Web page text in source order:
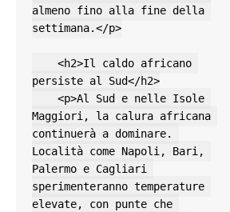
almeno fino alla fine della
settimana.</p>
persiste al Sud</h2>
Maggiori, la calura africana
continuerà a dominare.
Località come Napoli, Bari,
Palermo e Cagliari
sperimenteranno temperature
elevate, con punte che